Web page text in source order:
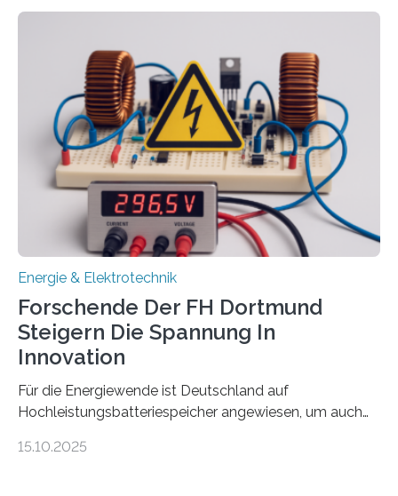
Energietechnologien werden vom Europäischen
Sozialfonds Plus (ESF+) gefördert – mit einer
Gesamtsumme von mehr als zwei Millionen Euro.
Damit zählt die Hochschule zu den großen
Gewinnerinnen der aktuellen Förderrunde des
Bayerischen Wissenschaftsministeriums. Im
Mittelpunkt steht der direkte Wissenstransfer: Neue
wissenschaftliche Erkenntnisse sollen rasch in die
Energie & Elektrotechnik
Forschende Der FH Dortmund
Steigern Die Spannung In
Innovation
Für die Energiewende ist Deutschland auf
Hochleistungsbatteriespeicher angewiesen, um auch
Doch mit der immensen Zahl einzelner Batteriezellen,
15.10.2025